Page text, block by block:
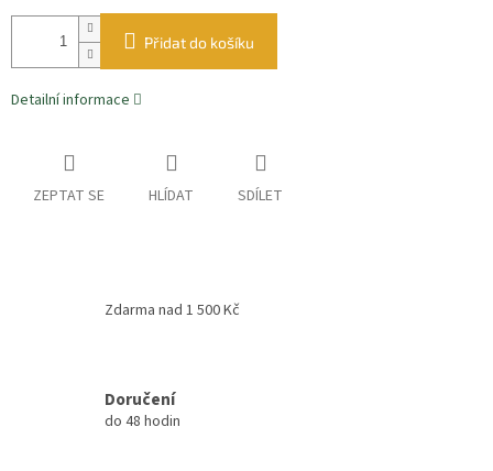
Přidat do košíku
Detailní informace
ZEPTAT SE HLÍDAT SDÍLET
Zdarma nad 1 500 Kč
Doručení
do 48 hodin